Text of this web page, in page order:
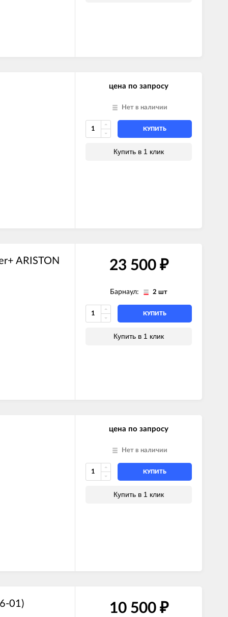
цена по запросу
Нет в наличии
КУПИТЬ
Купить в 1 клик
ARISTON 23 500 ₽
Барнаул: 2 шт
КУПИТЬ
Купить в 1 клик
цена по запросу
Нет в наличии
КУПИТЬ
Купить в 1 клик
01) 10 500 ₽